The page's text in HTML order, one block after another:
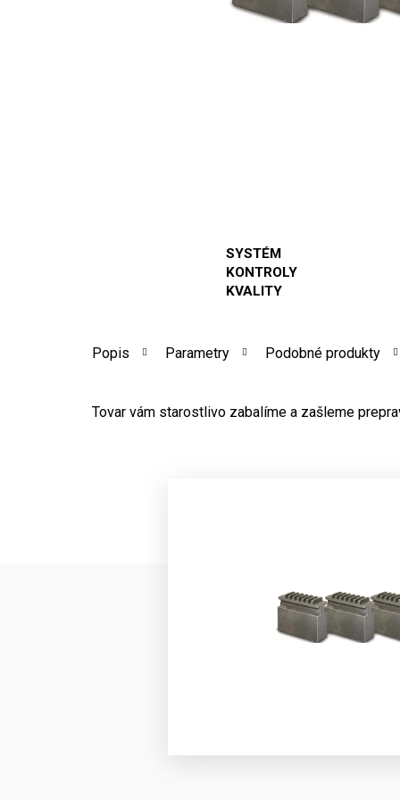
SYSTÉM
KONTROLY
KVALITY
Popis Parametry Podobné produkty
Tovar vám starostlivo zabalíme a zašleme